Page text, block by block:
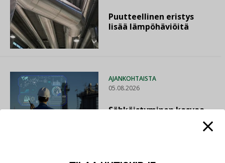
Puutteellinen eristys
lisää lämpöhäviöitä
AJANKOHTAISTA
05.08.2026
Sähköistyminen kasvaa
voimakkaasti: ”Tulevat
yhteen”